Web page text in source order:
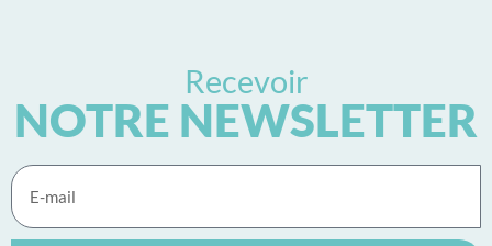
Recevoir
NOTRE NEWSLETTER